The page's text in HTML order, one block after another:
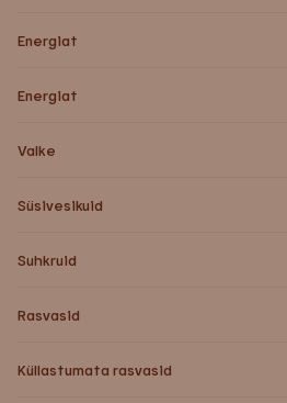
Energiat
Energiat
Valke
Süsivesikuid
Suhkruid
Rasvasid
Küllastumata rasvasid